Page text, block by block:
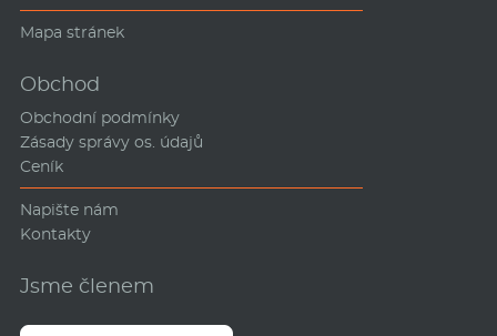
Mapa stránek
Obchod
Obchodní podmínky
Zásady správy os. údajů
Ceník
Napište nám
Kontakty
Jsme členem